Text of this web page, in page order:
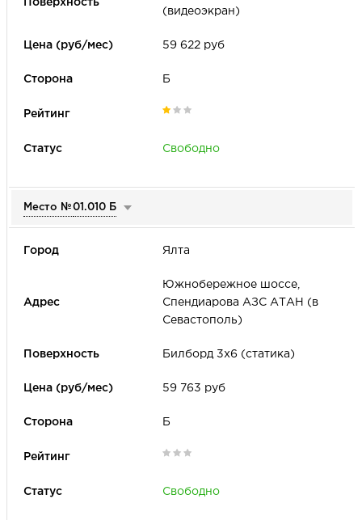
(видеоэкран)
59 622 руб
Б
Свободно
Место №01.010 Б
Ялта
Южнобережное шоссе,
Спендиарова АЗС АТАН (в
Севастополь)
Билборд 3х6 (статика)
59 763 руб
Б
Свободно